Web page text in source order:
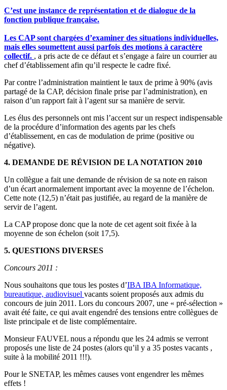
C’est une instance de représentation et de dialogue de la
fonction publique française.
Les CAP sont chargées d’examiner des situations individuelles,
mais elles soumettent aussi parfois des motions à caractère
collectif. , a pris acte de ce défaut et s’engage a faire un courrier au
chef d’établissement afin qu’il respecte le cadre fixé.
Par contre l’administration maintient le taux de prime à 90% (avis
partagé de la CAP, décision finale prise par l’administration), en
raison d’un rapport fait à l’agent sur sa manière de servir.
Les élus des personnels ont mis l’accent sur un respect indispensable
de la procédure d’information des agents par les chefs
d’établissement, en cas de modulation de prime (positive ou
négative).
4. DEMANDE DE RÉVISION DE LA NOTATION 2010
Un collègue a fait une demande de révision de sa note en raison
d’un écart anormalement important avec la moyenne de l’échelon.
Cette note (12,5) n’était pas justifiée, au regard de la manière de
servir de l’agent.
La CAP propose donc que la note de cet agent soit fixée à la
moyenne de son échelon (soit 17,5).
5. QUESTIONS DIVERSES
Concours 2011 :
Nous souhaitons que tous les postes d’IBA IBA Informatique,
bureautique, audiovisuel vacants soient proposés aux admis du
concours de juin 2011. Lors du concours 2007, une « pré-sélection »
avait été faite, ce qui avait engendré des tensions entre collègues de
liste principale et de liste complémentaire.
Monsieur FAUVEL nous a répondu que les 24 admis se verront
proposés une liste de 24 postes (alors qu’il y a 35 postes vacants ,
suite à la mobilité 2011 !!!).
Pour le SNETAP, les mêmes causes vont engendrer les mêmes
effets !